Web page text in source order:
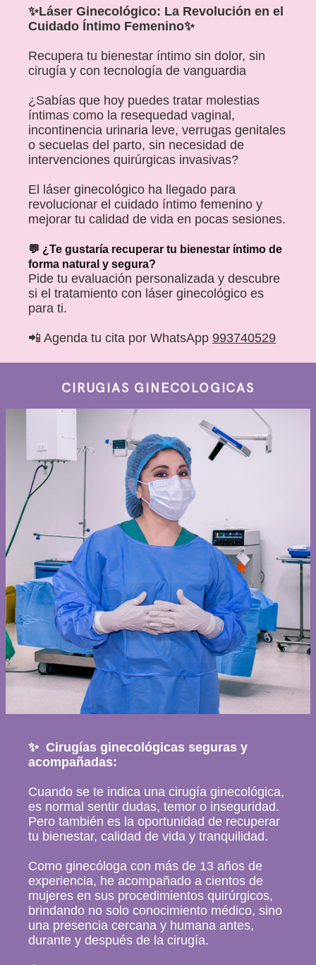
✨Láser Ginecológico: La Revolución en el
Cuidado Íntimo Femenino✨
Recupera tu bienestar íntimo sin dolor, sin
cirugía y con tecnología de vanguardia
¿Sabías que hoy puedes tratar molestias
íntimas como la resequedad vaginal,
incontinencia urinaria leve, verrugas genitales
o secuelas del parto, sin necesidad de
intervenciones quirúrgicas invasivas?
El láser ginecológico ha llegado para
revolucionar el cuidado íntimo femenino y
mejorar tu calidad de vida en pocas sesiones.
💬 ¿Te gustaría recuperar tu bienestar íntimo de
forma natural y segura?
Pide tu evaluación personalizada y descubre
si el tratamiento con láser ginecológico es
para ti.
📲 Agenda tu cita por WhatsApp 993740529
CIRUGIAS GINECOLOGICAS
✨ Cirugías ginecológicas seguras y
acompañadas:
Cuando se te indica una cirugía ginecológica,
es normal sentir dudas, temor o inseguridad.
Pero también es la oportunidad de recuperar
tu bienestar, calidad de vida y tranquilidad.
Como ginecóloga con más de 13 años de
experiencia, he acompañado a cientos de
mujeres en sus procedimientos quirúrgicos,
brindando no solo conocimiento médico, sino
una presencia cercana y humana antes,
durante y después de la cirugía.